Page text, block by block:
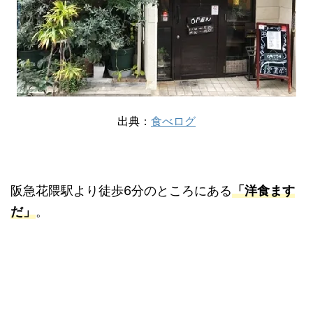
出典： 食べログ
阪急花隈駅より徒歩6分のところにある「洋食ます
だ」。